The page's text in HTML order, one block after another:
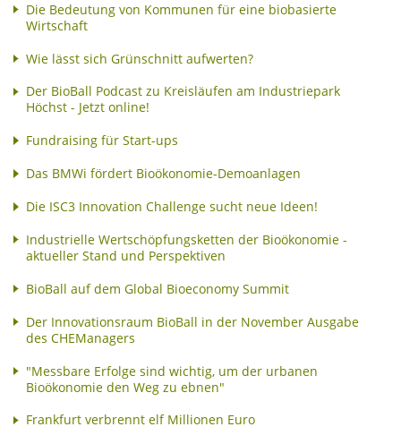
Die Bedeutung von Kommunen für eine biobasierte
Wirtschaft
Wie lässt sich Grünschnitt aufwerten?
Der BioBall Podcast zu Kreisläufen am Industriepark
Höchst - Jetzt online!
Fundraising für Start-ups
Das BMWi fördert Bioökonomie-Demoanlagen
Die ISC3 Innovation Challenge sucht neue Ideen!
Industrielle Wertschöpfungsketten der Bioökonomie -
aktueller Stand und Perspektiven
BioBall auf dem Global Bioeconomy Summit
Der Innovationsraum BioBall in der November Ausgabe
des CHEManagers
"Messbare Erfolge sind wichtig, um der urbanen
Bioökonomie den Weg zu ebnen"
Frankfurt verbrennt elf Millionen Euro